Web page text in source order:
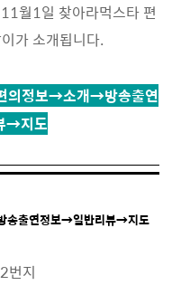
월1일 찾아라먹스타 편
가 소개됩니다.
정보→소개→방송출연
→지도
출연정보→일반리뷰→지도
번지